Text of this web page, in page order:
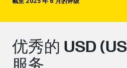
优秀的 USD